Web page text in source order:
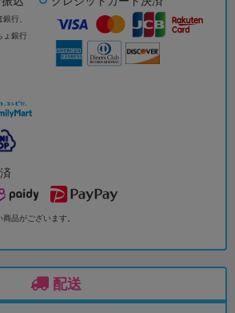
行、
ょ銀行
品がございます。
配送